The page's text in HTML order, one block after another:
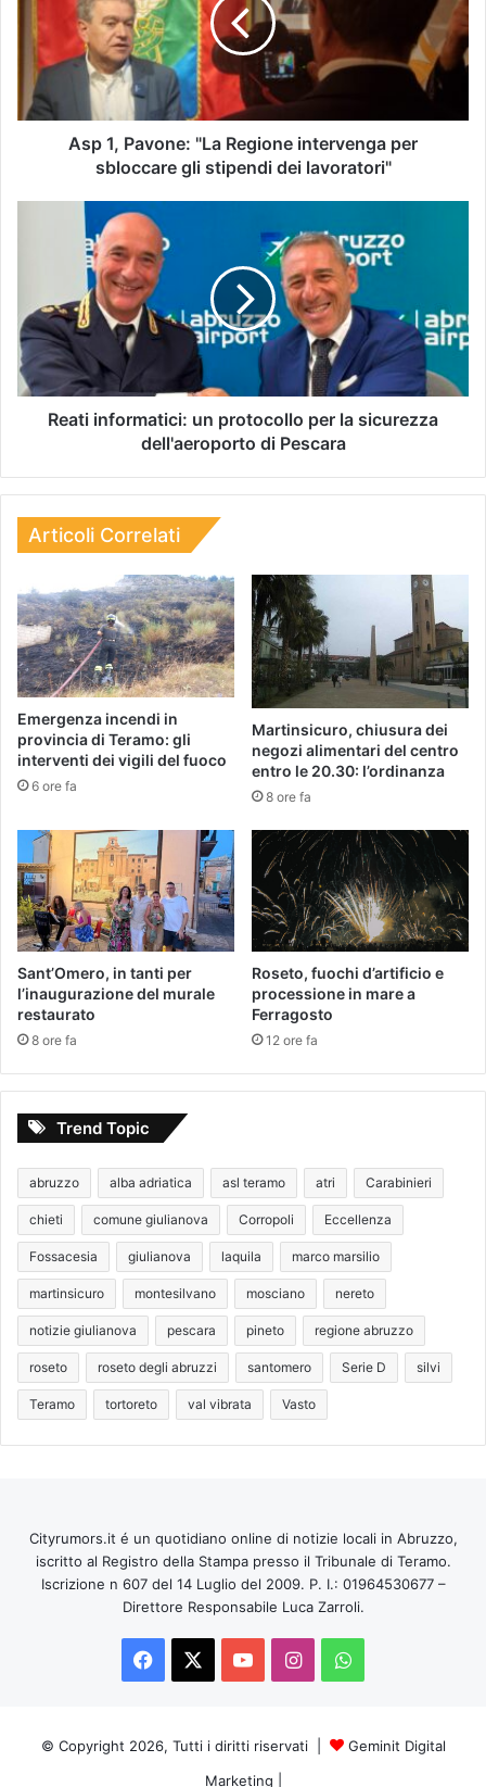
Asp 1, Pavone: "La Regione intervenga per
sbloccare gli stipendi dei lavoratori"
Reati informatici: un protocollo per la sicurezza
dell'aeroporto di Pescara
Articoli Correlati
Emergenza incendi in
provincia di Teramo: gli
interventi dei vigili del fuoco
6 ore fa
Martinsicuro, chiusura dei
negozi alimentari del centro
entro le 20.30: l’ordinanza
8 ore fa
Sant’Omero, in tanti per
l’inaugurazione del murale
restaurato
8 ore fa
Roseto, fuochi d’artificio e
processione in mare a
Ferragosto
12 ore fa
Trend Topic
abruzzo alba adriatica asl teramo atri Carabinieri
chieti comune giulianova Corropoli Eccellenza
Fossacesia giulianova laquila marco marsilio
martinsicuro montesilvano mosciano nereto
notizie giulianova pescara pineto regione abruzzo
roseto roseto degli abruzzi santomero Serie D silvi
Teramo tortoreto val vibrata Vasto
Cityrumors.it é un quotidiano online di notizie locali in Abruzzo,
iscritto al Registro della Stampa presso il Tribunale di Teramo.
Iscrizione n 607 del 14 Luglio del 2009. P. I.: 01964530677 –
Direttore Responsabile Luca Zarroli.
Facebook
You InstagramWhatsApp
© Copyright 2026, Tutti i diritti riservati |
Geminit Digital
Marketing